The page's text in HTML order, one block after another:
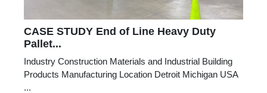
CASE STUDY End of Line Heavy Duty
Pallet...
Industry Construction Materials and Industrial Building
Products Manufacturing Location Detroit Michigan USA
...